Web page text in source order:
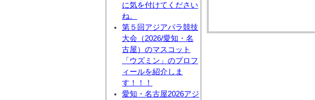
に気を付けてください
ね。
第５回アジアパラ競技
大会（2026/愛知・名
古屋）のマスコット
「ウズミン」のプロフ
ィールを紹介しま
す！！！
愛知・名古屋2026アジ